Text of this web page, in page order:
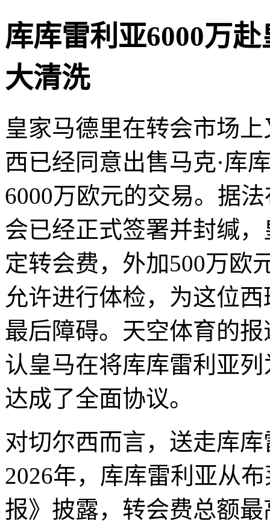
库库雷利亚6000万
大清洗
皇家马德里在转会市场
西已经同意出售马克·库
6000万欧元的交易。据
会已经正式签署并封缄
定转会费，外加500万欧
允许进行体检，为这位
最后障碍。天空体育的
认皇马在将库库雷利亚
达成了全面协议。
对切尔西而言，送走库
2026年，库库雷利亚从
报》披露，转会费总额